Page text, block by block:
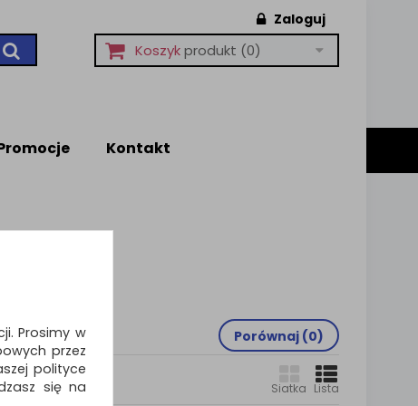
Zaloguj
Koszykprodukt (0)
Kontakt
Porównaj (0)
Siatka Lista
Prosimy w
przez
polityce
się na